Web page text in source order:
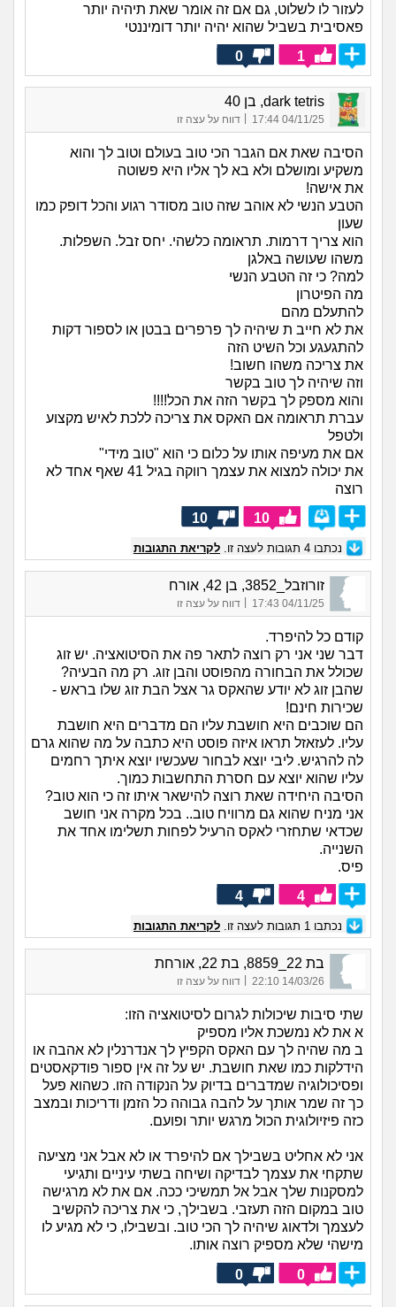
לעזור לו לשלוט, גם אם זה אומר שאת תיהיה יותר
פאסיבית בשביל שהוא יהיה יותר דומיננטי
1
0
dark tetris, בן 40
04/11/25 17:44
| דווח על עצה זו
הסיבה שאת אם הגבר הכי טוב בעולם וטוב לך והוא
משקיע ומושלם ולא בא לך אליו היא פשוטה
את אישה!
הטבע הנשי לא אוהב שזה טוב מסודר רגוע והכל דופק כמו
שעון
הוא צריך דרמות. תראומה כלשהי. יחס זבל. השפלות.
משהו שעושה באלגן
למה? כי זה הטבע הנשי
מה הפיטרון
להתעלם מהם
את לא חייב ת שיהיה לך פרפרים בבטן או לספור דקות
להתגעגע וכל השיט הזה
את צריכה משהו חשוב!
וזה שיהיה לך טוב בקשר
והוא מספק לך בקשר הזה את הכל!!!!
עברת תראומה אם האקס את צריכה ללכת לאיש מקצוע
ולטפל
אם את מעיפה אותו על כלום כי הוא "טוב מידי"
את יכולה למצוא את עצמך רווקה בגיל 41 שאף אחד לא
רוצה
10
10
נכתבו 4 תגובות לעצה זו. לקריאת התגובות
זורוזבל_3852, בן 42, אורח
04/11/25 17:43 דווח על עצה זו
קודם כל להיפרד.
דבר שני אני רק רוצה לתאר פה את הסיטואציה. יש זוג
שכולל את הבחורה מהפוסט והבן זוג. רק מה הבעיה?
שהבן זוג לא יודע שהאקס גר אצל הבת זוג שלו בראש -
שכירות חינם!
הם שוכבים היא חושבת עליו הם מדברים היא חושבת
עליו. לעזאזל תראו איזה פוסט היא כתבה על מה שהוא גרם
לה להרגיש. ליבי יוצא לבחור שעכשיו יוצא איתך רחמים
עליו שהוא יוצא עם חסרת התחשבות כמוך.
הסיבה היחידה שאת רוצה להישאר איתו זה כי הוא טוב?
אני מניח שהוא גם מרוויח טוב.. בכל מקרה אני חושב
שכדאי שתחזרי לאקס הרעיל לפחות תשלימו אחד את
השנייה.
פיס.
4
4
נכתבו 1 תגובות לעצה זו. לקריאת התגובות
בת 22_8859, בת 22, אורחת
14/03/26 22:10 דווח על עצה זו
שתי סיבות שיכולות לגרום לסיטואציה הזו:
א את לא נמשכת אליו מספיק
ב מה שהיה לך עם האקס הקפיץ לך אנדרנלין לא אהבה או
הידלקות כמו שאת חושבת. יש על זה אין ספור פודקאסטים
ופסיכולוגיה שמדברים בדיוק על הנקודה הזו. כשהוא פעל
כך זה שמר אותך על להבה גבוהה כל הזמן ודריכות ובמצב
כזה פיזיולוגית הכול מרגש יותר ופועם.
אני לא אחליט בשבילך אם להיפרד או לא אבל אני מציעה
שתקחי את עצמך לבדיקה ושיחה בשתי עיניים ותגיעי
למסקנות שלך אבל אל תמשיכי ככה. אם את לא מרגישה
טוב במקום הזה תעזבי. בשבילך, כי את צריכה להקשיב
לעצמך ולדאוג שיהיה לך הכי טוב. ובשבילו, כי לא מגיע לו
מישהי שלא מספיק רוצה אותו.
0
0